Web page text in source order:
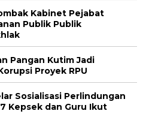
Kabinet Pejabat
Publik Publik
Pangan Kutim Jadi
Proyek RPU
Sosialisasi Perlindungan
Kepsek dan Guru Ikut